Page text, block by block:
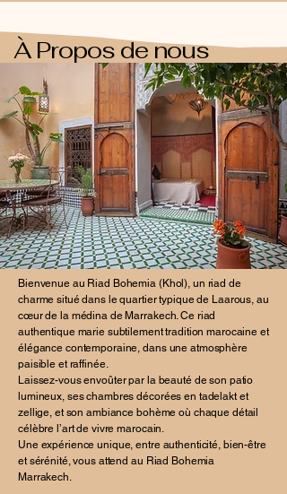
À Propos de nous
Bienvenue au Riad Bohemia (Khol), un riad de
charme situé dans le quartier typique de Laarous, au
cœur de la médina de Marrakech. Ce riad
authentique marie subtilement tradition marocaine et
élégance contemporaine, dans une atmosphère
paisible et raffinée.
Laissez-vous envoûter par la beauté de son patio
lumineux, ses chambres décorées en tadelakt et
zellige, et son ambiance bohème où chaque détail
célèbre l’art de vivre marocain.
Une expérience unique, entre authenticité, bien-être
et sérénité, vous attend au Riad Bohemia
Marrakech.